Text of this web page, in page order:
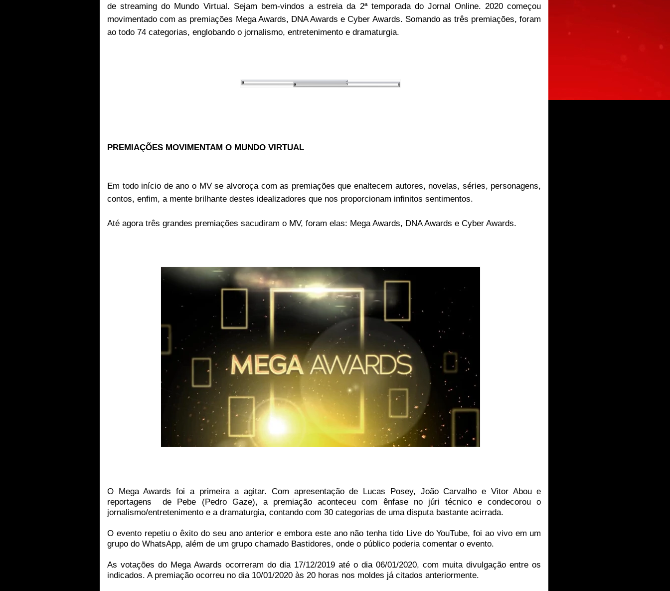
de streaming do Mundo Virtual. Sejam bem-vindos a estreia da 2ª temporada do Jornal Online. 2020 começou
movimentado com as premiações Mega Awards, DNA Awards e Cyber Awards. Somando as três premiações, foram
ao todo 74 categorias, englobando o jornalismo, entretenimento e dramaturgia.
PREMIAÇÕES MOVIMENTAM O MUNDO VIRTUAL
Em todo início de ano o MV se alvoroça com as premiações que enaltecem autores, novelas, séries, personagens,
contos, enfim, a mente brilhante destes idealizadores que nos proporcionam infinitos sentimentos.
Até agora três grandes premiações sacudiram o MV, foram elas: Mega Awards, DNA Awards e Cyber Awards.
O Mega Awards foi a primeira a agitar. Com apresentação de Lucas Posey, João Carvalho e Vitor Abou e
reportagens
de Pebe (Pedro Gaze), a premiação aconteceu com ênfase no júri técnico e condecorou o
jornalismo/entretenimento e a dramaturgia, contando com 30 categorias de uma disputa bastante acirrada.
O evento repetiu o êxito do seu ano anterior e embora este ano não tenha tido Live do YouTube, foi ao vivo em um
grupo do WhatsApp, além de um grupo chamado Bastidores, onde o público poderia comentar o evento.
As votações do Mega Awards ocorreram do dia 17/12/2019 até o dia 06/01/2020, com muita divulgação entre os
indicados. A premiação ocorreu no dia 10/01/2020 às 20 horas nos moldes já citados anteriormente.